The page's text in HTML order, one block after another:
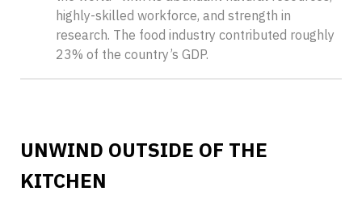
highly-skilled workforce, and strength in
research. The food industry contributed roughly
23% of the country’s GDP.
UNWIND OUTSIDE OF THE
KITCHEN